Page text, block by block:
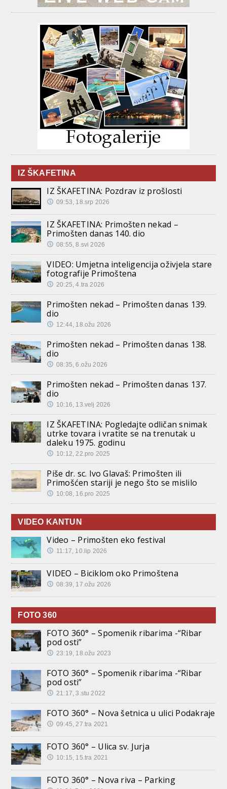
IZ ŠKAFETINA
IZ ŠKAFETINA: Pozdrav iz prošlosti
09:53, 18.srp 2026
IZ ŠKAFETINA: Primošten nekad –
Primošten danas 140. dio
08:55, 8.svi 2026
VIDEO: Umjetna inteligencija oživjela stare
fotografije Primoštena
20:25, 4.tra 2026
Primošten nekad – Primošten danas 139.
dio
12:44, 18.ožu 2026
Primošten nekad – Primošten danas 138.
dio
08:35, 6.ožu 2026
Primošten nekad – Primošten danas 137.
dio
10:16, 13.velj 2026
IZ ŠKAFETINA: Pogledajte odličan snimak
utrke tovara i vratite se na trenutak u
daleku 1975. godinu
10:12, 22.pro 2025
Piše dr. sc. Ivo Glavaš: Primošten ili
Primošćen stariji je nego što se mislilo
10:08, 16.pro 2025
VIDEO KANTUN
Video – Primošten eko festival
11:17, 10.lip 2026
VIDEO – Biciklom oko Primoštena
08:39, 17.ožu 2026
FOTO 360
FOTO 360° – Spomenik ribarima -“Ribar
pod osti”
23:19, 18.ožu 2023
FOTO 360° – Spomenik ribarima -“Ribar
pod osti”
21:17, 3.stu 2022
FOTO 360° – Nova šetnica u ulici Podakraje
09:45, 27.tra 2021
FOTO 360° – Ulica sv. Jurja
10:15, 15.tra 2021
FOTO 360° – Nova riva – Parking